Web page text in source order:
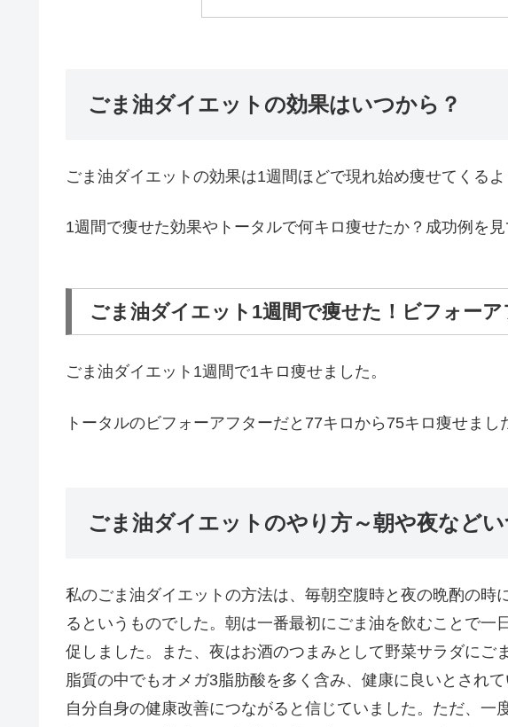
ごま油ダイエットの効果はいつから？
ごま油ダイエットの効果は1週間ほどで現れ始め痩せてくるよ
1週間で痩せた効果やトータルで何キロ痩せたか？成功例を見
ごま油ダイエット1週間で痩せた！ビフォーア
ごま油ダイエット1週間で1キロ痩せました。
トータルのビフォーアフターだと77キロから75キロ痩せまし
ごま油ダイエットのやり方～朝や夜など
私のごま油ダイエットの方法は、毎朝空腹時と夜の晩酌の時
るというものでした。朝は一番最初にごま油を飲むことで一
促しました。また、夜はお酒のつまみとして野菜サラダにご
脂質の中でもオメガ3脂肪酸を多く含み、健康に良いとされ
自分自身の健康改善につながると信じていました。ただ、一